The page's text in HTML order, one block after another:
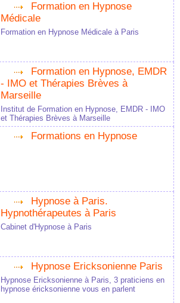
Formation en Hypnose
Médicale
Formation en Hypnose Médicale à Paris
Formation en Hypnose, EMDR
- IMO et Thérapies Brèves à
Marseille
Institut de Formation en Hypnose, EMDR - IMO
et Thérapies Brèves à Marseille
Formations en Hypnose
Hypnose à Paris.
Hypnothérapeutes à Paris
Cabinet d'Hypnose à Paris
Hypnose Ericksonienne Paris
Hypnose Ericksonienne à Paris, 3 praticiens en
hypnose éricksonienne vous en parlent